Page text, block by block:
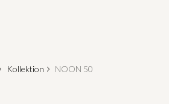
Kollektion NOON 50